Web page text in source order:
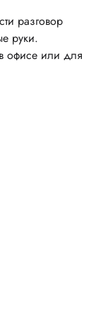
разговор
руки.
офисе или для